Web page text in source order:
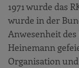
1971 wurde das
wurde in der
Anwesenheit
Heinemann
Organisation